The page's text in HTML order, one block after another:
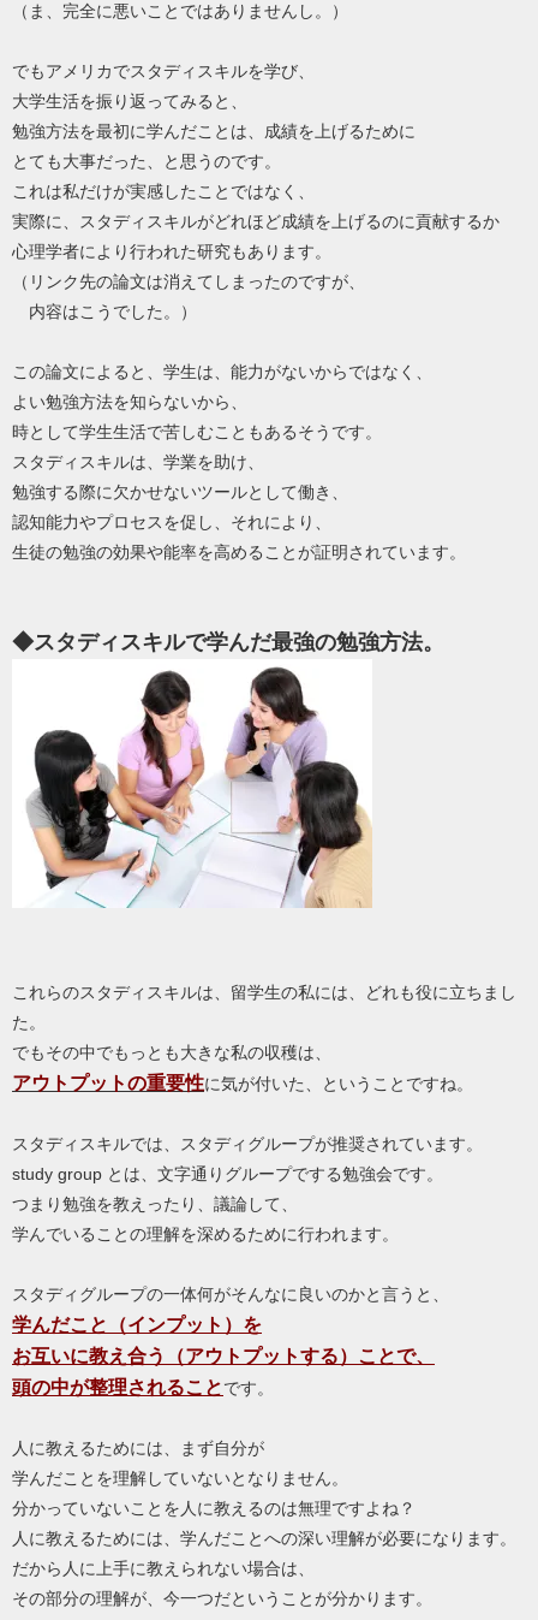
（ま、完全に悪いことではありませんし。）
でもアメリカでスタディスキルを学び、
大学生活を振り返ってみると、
勉強方法を最初に学んだことは、成績を上げるために
とても大事だった、と思うのです。
これは私だけが実感したことではなく、
実際に、スタディスキルがどれほど成績を上げるのに貢献するか
心理学者により行われた研究もあります。
（リンク先の論文は消えてしまったのですが、
内容はこうでした。）
この論文によると、学生は、能力がないからではなく、
よい勉強方法を知らないから、
時として学生生活で苦しむこともあるそうです。
スタディスキルは、学業を助け、
勉強する際に欠かせないツールとして働き、
認知能力やプロセスを促し、それにより、
生徒の勉強の効果や能率を高めることが証明されています。
◆スタディスキルで学んだ最強の勉強方法。
これらのスタディスキルは、留学生の私には、どれも役に立ちまし
た。
でもその中でもっとも大きな私の収穫は、
アウトプットの重要性に気が付いた、ということですね。
スタディスキルでは、スタディグループが推奨されています。
study group とは、文字通りグループでする勉強会です。
つまり勉強を教えったり、議論して、
学んでいることの理解を深めるために行われます。
スタディグループの一体何がそんなに良いのかと言うと、
学んだこと（インプット）を
お互いに教え合う（アウトプットする）ことで、
頭の中が整理されることです。
人に教えるためには、まず自分が
学んだことを理解していないとなりません。
分かっていないことを人に教えるのは無理ですよね？
人に教えるためには、学んだことへの深い理解が必要になります。
だから人に上手に教えられない場合は、
その部分の理解が、今一つだということが分かります。